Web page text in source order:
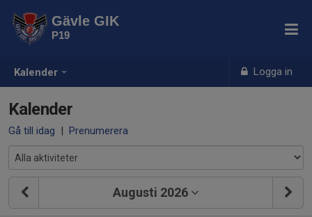
Kalender Logga in
Gävle GIK
P19
Kalender
Gå till idag | Prenumerera
Augusti 2026